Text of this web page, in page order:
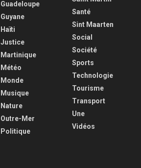
Guadeloupe
Guyane
Haïti
Justice
Martinique
Météo
Monde
Musique
Nature
Outre-Mer
Politique
Santé
Sint Maarten
Social
Société
Sports
Technologie
Tourisme
Transport
Une
Vidéos